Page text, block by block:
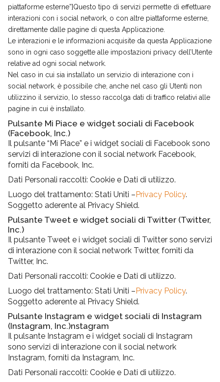
piattaforme esterne”]Questo tipo di servizi permette di effettuare
interazioni con i social network, o con altre piattaforme esterne,
direttamente dalle pagine di questa Applicazione.
Le interazioni e le informazioni acquisite da questa Applicazione
sono in ogni caso soggette alle impostazioni privacy dell’Utente
relative ad ogni social network.
Nel caso in cui sia installato un servizio di interazione con i
social network, è possibile che, anche nel caso gli Utenti non
utilizzino il servizio, lo stesso raccolga dati di traffico relativi alle
pagine in cui è installato.
Pulsante Mi Piace e widget sociali di Facebook
(Facebook, Inc.)
Il pulsante “Mi Piace” e i widget sociali di Facebook sono
servizi di interazione con il social network Facebook,
forniti da Facebook, Inc.
Dati Personali raccolti: Cookie e Dati di utilizzo.
Luogo del trattamento: Stati Uniti –Privacy Policy.
Soggetto aderente al Privacy Shield.
Pulsante Tweet e widget sociali di Twitter (Twitter,
Inc.)
Il pulsante Tweet e i widget sociali di Twitter sono servizi
di interazione con il social network Twitter, forniti da
Twitter, Inc.
Dati Personali raccolti: Cookie e Dati di utilizzo.
Luogo del trattamento: Stati Uniti –Privacy Policy.
Soggetto aderente al Privacy Shield.
Pulsante Instagram e widget sociali di Instagram
(Instagram, Inc.)nstagram
Il pulsante Instagram e i widget sociali di Instagram
sono servizi di interazione con il social network
Instagram, forniti da Instagram, Inc.
Dati Personali raccolti: Cookie e Dati di utilizzo.